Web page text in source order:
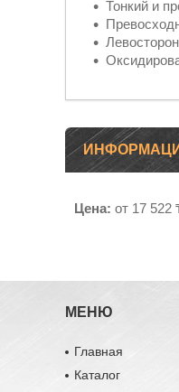
Тонкий и
Цена: от 17 522
МЕНЮ
Главная
Каталог